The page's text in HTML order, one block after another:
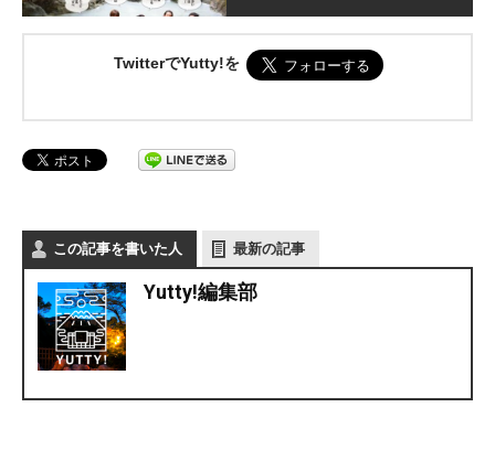
TwitterでYutty!を
この記事を書いた人 最新の記事
Yutty!編集部